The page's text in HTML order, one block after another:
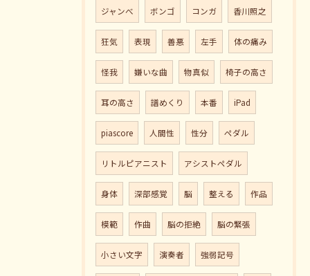
ジャンべ ボンゴ コンガ 香川照之
狂気 表現 善悪 左手 体の痛み
怪我 嫌いな曲 物真似 椅子の高さ
耳の高さ 譜めくり 本番 iPad
piascore 人間性 性分 ペダル
リトルピアニスト アシストペダル
身体 深部感覚 脳 整える 作品
模範 作曲 脳の拒絶 脳の緊張
小さい文字 演奏者 強弱記号